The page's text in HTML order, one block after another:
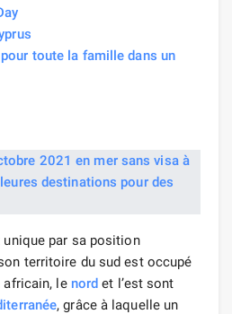
toute la famille dans un
unique par sa position
territoire du sud est occupé
africain, le nord et l’est sont
, grâce à laquelle un